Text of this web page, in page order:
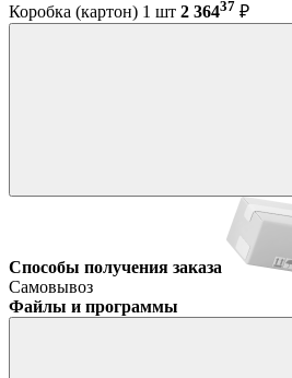
Коробка (картон) 1 шт 2 36437 ₽
Способы получения заказа
Самовывоз
Файлы и программы